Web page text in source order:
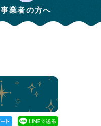
事業者の方へ